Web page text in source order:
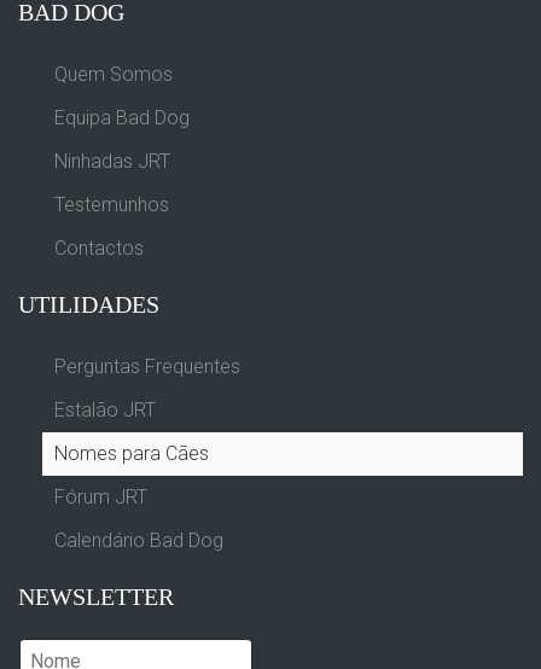
BAD DOG
Quem Somos
Equipa Bad Dog
Ninhadas JRT
Testemunhos
Contactos
UTILIDADES
Perguntas Frequentes
Estalão JRT
Nomes para Cães
Fórum JRT
Calendário Bad Dog
NEWSLETTER